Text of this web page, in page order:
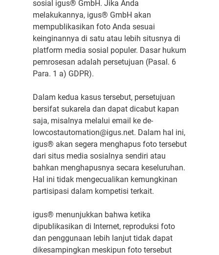
sosial igus® GmbH. Jika Anda
melakukannya, igus® GmbH akan
mempublikasikan foto Anda sesuai
keinginannya di satu atau lebih situsnya di
platform media sosial populer. Dasar hukum
pemrosesan adalah persetujuan (Pasal. 6
Para. 1 a) GDPR).
Dalam kedua kasus tersebut, persetujuan
bersifat sukarela dan dapat dicabut kapan
saja, misalnya melalui email ke de-
lowcostautomation@igus.net. Dalam hal ini,
igus® akan segera menghapus foto tersebut
dari situs media sosialnya sendiri atau
bahkan menghapusnya secara keseluruhan.
Hal ini tidak mengecualikan kemungkinan
partisipasi dalam kompetisi terkait.
igus® menunjukkan bahwa ketika
dipublikasikan di Internet, reproduksi foto
dan penggunaan lebih lanjut tidak dapat
dikesampingkan meskipun foto tersebut